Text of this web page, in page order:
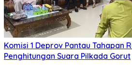
Komisi 1 Deprov Pantau Tahapan
Penghitungan Suara Pilkada Gorut